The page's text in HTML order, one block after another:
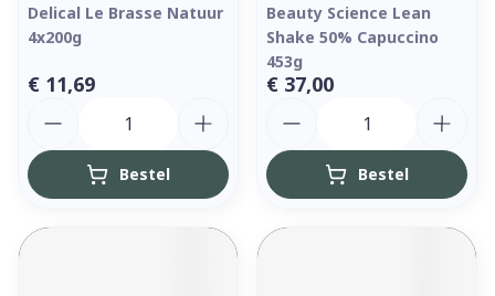
Delical Le Brasse Natuur
4x200g
€ 11,69
Bestel
Beauty Science Lean
Shake 50% Capuccino
453g
€ 37,00
Bestel